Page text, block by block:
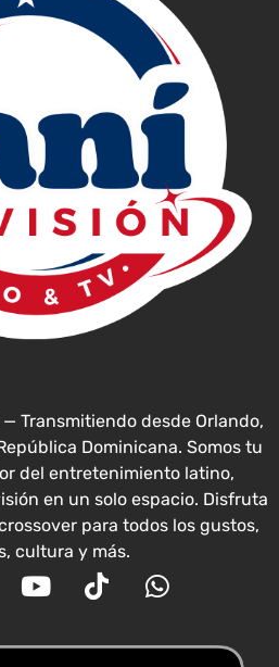
Transmitiendo desde Orlando,
Dominicana. Somos tu
del entretenimiento latino,
en un solo espacio. Disfruta
para todos los gustos,
cultura y más.